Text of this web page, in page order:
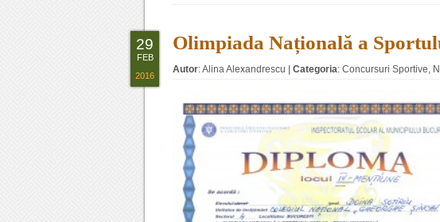
Olimpiada Națională a
Autor:Alina Alexandrescu Categoria: Concursuri Sportive,
29
FEB
2016